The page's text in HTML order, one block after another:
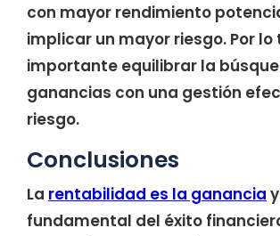
con mayor rendimiento
implicar un mayor riesgo. Por lo
importante equilibrar la
ganancias con una gestión
riesgo.
Conclusiones
La rentabilidad es la ganancia
fundamental del éxito